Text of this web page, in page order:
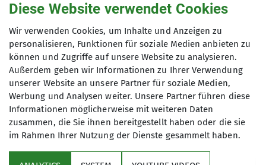
Neue Öffnungszeiten &
Anfahrtsbeschreibung
01.06.2026
Ab Juni 2026 ist die Geschäftsstelle nur noch montags
und donnerstags geöffnet.
Öffnungszeiten:
Montag von 09:00 Uhr – 12:00 Uhr
Donnerstag von 15:00 Uhr – 19:00 Uhr
Sektion
Diese Website verwendet Cookies
Wir verwenden Cookies, um Inhalte und Anzeigen zu
personalisieren, Funktionen für soziale Medien anbieten zu
können und Zugriffe auf unsere Website zu analysieren.
Außerdem geben wir Informationen zu Ihrer Verwendung
unserer Website an unsere Partner für soziale Medien,
Werbung und Analysen weiter. Unsere Partner führen diese
Informationen möglicherweise mit weiteren Daten
zusammen, die Sie ihnen bereitgestellt haben oder die sie
im Rahmen Ihrer Nutzung der Dienste gesammelt haben.